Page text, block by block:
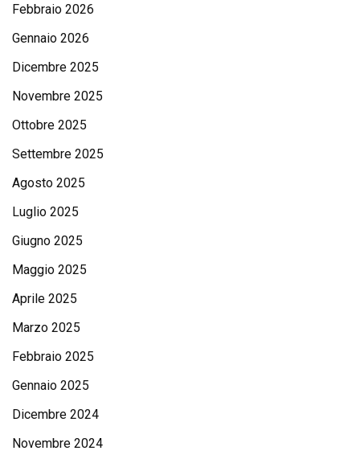
Febbraio 2026
Gennaio 2026
Dicembre 2025
Novembre 2025
Ottobre 2025
Settembre 2025
Agosto 2025
Luglio 2025
Giugno 2025
Maggio 2025
Aprile 2025
Marzo 2025
Febbraio 2025
Gennaio 2025
Dicembre 2024
Novembre 2024